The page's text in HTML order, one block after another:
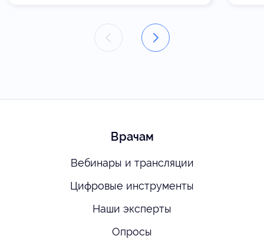
Врачам
Вебинары и трансляции
Цифровые инструменты
Наши эксперты
Опросы